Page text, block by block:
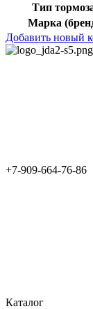
Тип
Марка
Добавить новый
+7-909-664-76-86
Каталог